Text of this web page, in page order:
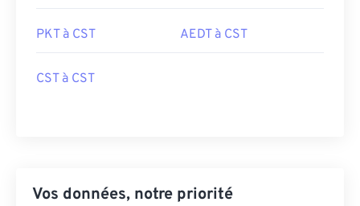
PKT à CST AEDT à CST
CST à CST
Vos données, notre priorité